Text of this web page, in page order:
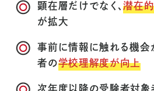
顕在層だけでなく、潜在
が拡大
事前に情報に触れる機会
者の学校理解度が向上
次年度以降の受験者対象